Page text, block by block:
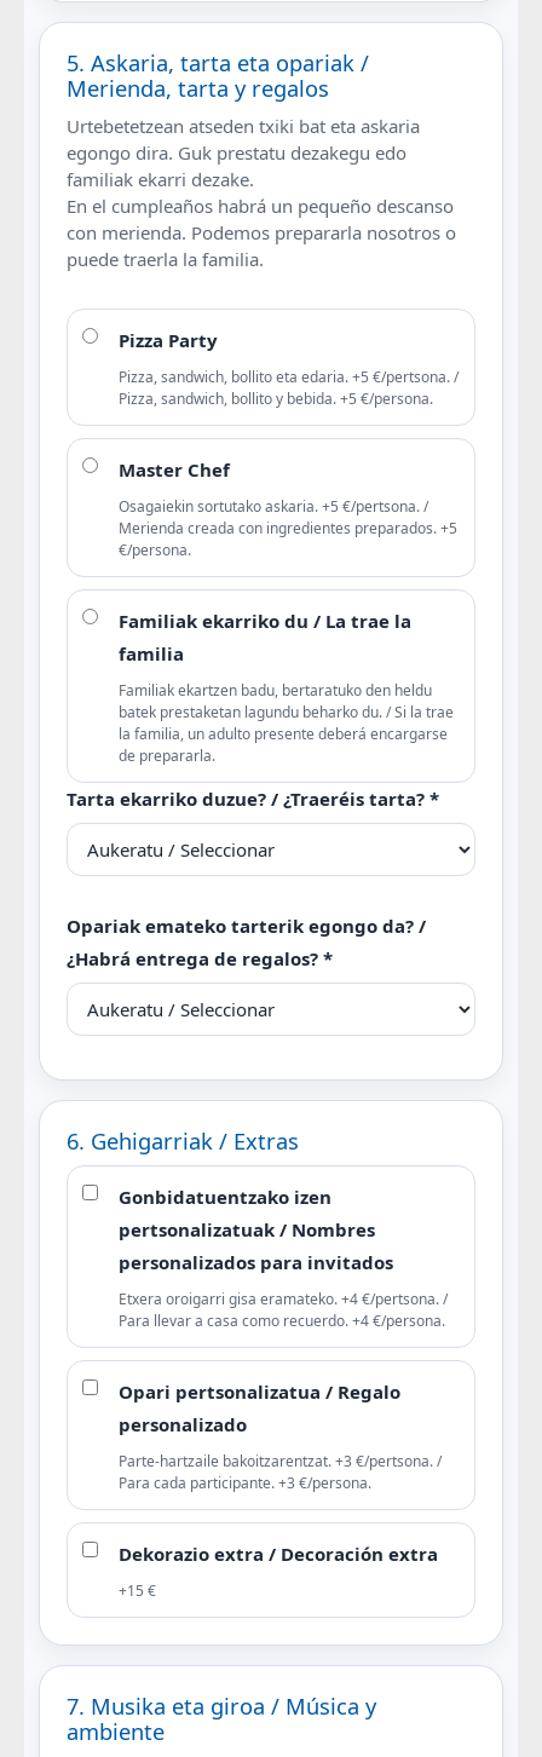
5. Askaria, tarta eta opariak /
Merienda, tarta y regalos
Urtebetetzean atseden txiki bat eta askaria
egongo dira. Guk prestatu dezakegu edo
familiak ekarri dezake.
En el cumpleaños habrá un pequeño descanso
con merienda. Podemos prepararla nosotros o
puede traerla la familia.
Pizza Party
Pizza, sandwich, bollito eta edaria. +5 €/pertsona. /
Pizza, sandwich, bollito y bebida. +5 €/persona.
Master Chef
Osagaiekin sortutako askaria. +5 €/pertsona. /
Merienda creada con ingredientes preparados. +5
€/persona.
Familiak ekarriko du / La trae la
familia
Familiak ekartzen badu, bertaratuko den heldu
batek prestaketan lagundu beharko du. / Si la trae
la familia, un adulto presente deberá encargarse
de prepararla.
Tarta ekarriko duzue? / ¿Traeréis tarta? *
Opariak emateko tarterik egongo da? /
¿Habrá entrega de regalos? *
6. Gehigarriak / Extras
Gonbidatuentzako izen
pertsonalizatuak / Nombres
personalizados para invitados
Etxera oroigarri gisa eramateko. +4 €/pertsona. /
Para llevar a casa como recuerdo. +4 €/persona.
Opari pertsonalizatua / Regalo
personalizado
Parte-hartzaile bakoitzarentzat. +3 €/pertsona. /
Para cada participante. +3 €/persona.
Dekorazio extra / Decoración extra
+15 €
7. Musika eta giroa / Música y
ambiente